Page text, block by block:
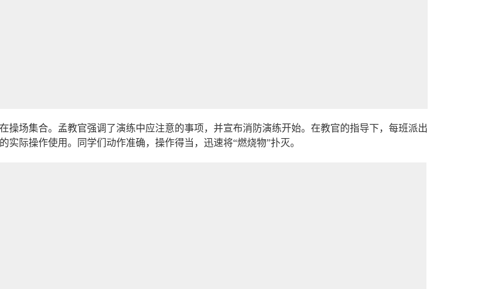
操场集合。孟教官强调了演练中应注意的事项，并宣布消防演练开始。在教官的指导下，每班派出
实际操作使用。同学们动作准确，操作得当，迅速将“燃烧物”扑灭。